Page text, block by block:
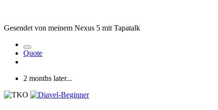
Gesendet von meinem Nexus 5 mit Tapatalk
Quote
2 months later...